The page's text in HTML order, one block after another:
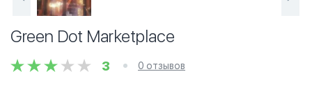
Green Dot Marketplace
3 0 отзывов